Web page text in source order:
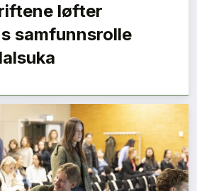
løfter
samfunnsrolle